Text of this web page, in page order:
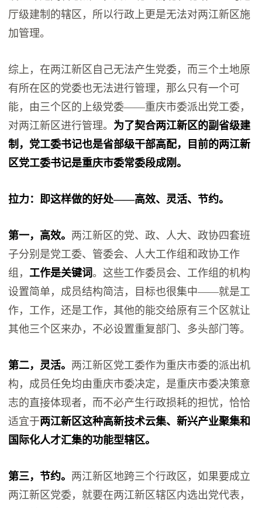
厅级建制的辖区，所以行政上更是无法对两江新区施
加管理。
综上，在两江新区自己无法产生党委，而三个土地原
有所在区的党委也无法进行管理，那么只有一个可
能，由三个区的上级党委——重庆市委派出党工委，
对两江新区进行管理。 为了契合两江新区的副省级建
制，党工委书记也是省部级干部高配，目前的两江新
区党工委书记是重庆市委常委段成刚。
拉力：即这样做的好处——高效、灵活、节约。
第一，高效。 两江新区的党、政、人大、政协四套班
子分别是党工委、管委会、人大工作组和政协工作
组， 工作是关键词。这些工作委员会、工作组的机构
设置简单，成员结构简洁，目标也很集中——就是工
作，工作，还是工作，其他的能交给原有三个区就让
其他三个区来办，不必设置重复部门、多头部门等。
第二，灵活。 两江新区党工委作为重庆市委的派出机
构，成员任免均由重庆市委决定，是重庆市委决策意
志的直接体现者，而不必产生行政损耗的担忧，恰恰
适宜于两江新区这种高新技术云集、新兴产业聚集和
国际化人才汇集的功能型辖区。
第三，节约。 两江新区地跨三个行政区，如果要成立
两江新区党委，就要在两江新区辖区内选出党代表，